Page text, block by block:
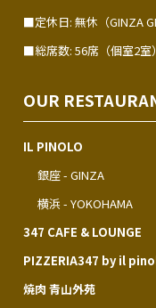
■定休日: 無休（GINZA
■総席数: 56席（個室2室）
OUR
IL PINOLO
銀座 - GINZA
横浜 - YOKOHAMA
347 CAFE & LOUNGE
PIZZERIA347 by il
焼肉 青山外苑